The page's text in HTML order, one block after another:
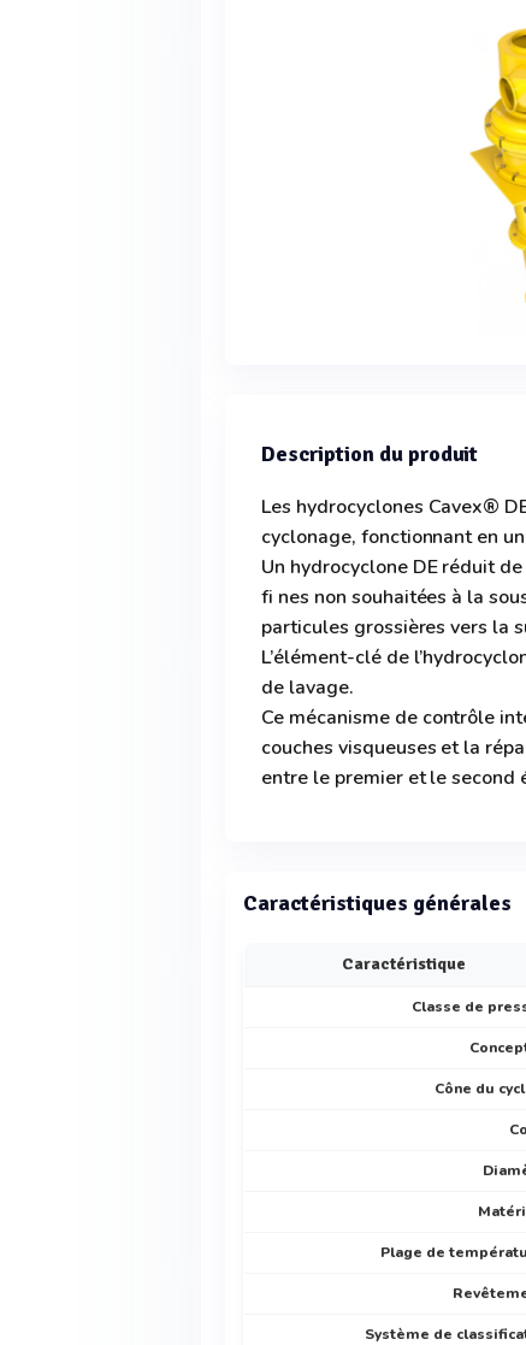
Description du produit
Les hydrocyclones Cavex®
cyclonage, fonctionnant en
Un hydrocyclone DE réduit
fi nes non souhaitées à la
particules grossières vers la
L’élément-clé de
de lavage.
Ce mécanisme de contrôle
couches visqueuses et la
entre le premier et le second
Caractéristiques générales
Caractéristique
Classe de
Cône du
Plage de
Système de